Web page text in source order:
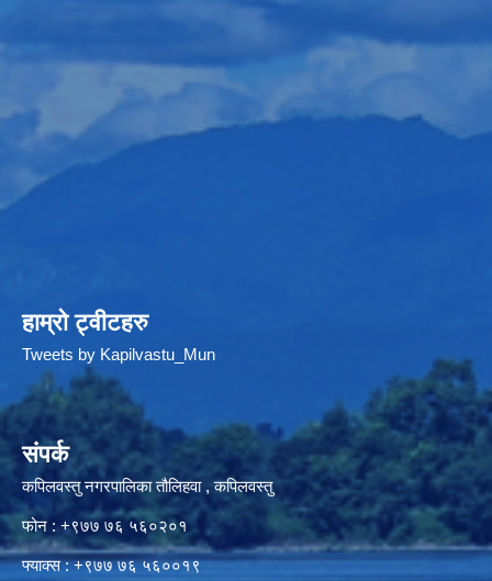
हाम्रो ट्वीटहरु
Tweets by Kapilvastu_Mun
संपर्क
कपिलवस्तु नगरपालिका तौलिहवा , कपिलवस्तु
फोन : +९७७ ७६ ५६०२०१
फ्याक्स : +९७७ ७६ ५६००१९